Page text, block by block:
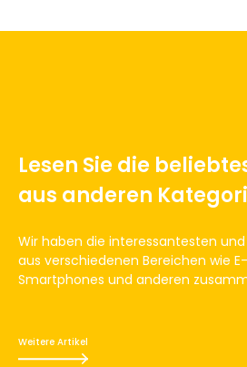
Lesen Sie die
aus anderen
Wir haben die interessantesten
aus verschiedenen Bereichen wie
Smartphones und anderen
Weitere Artikel